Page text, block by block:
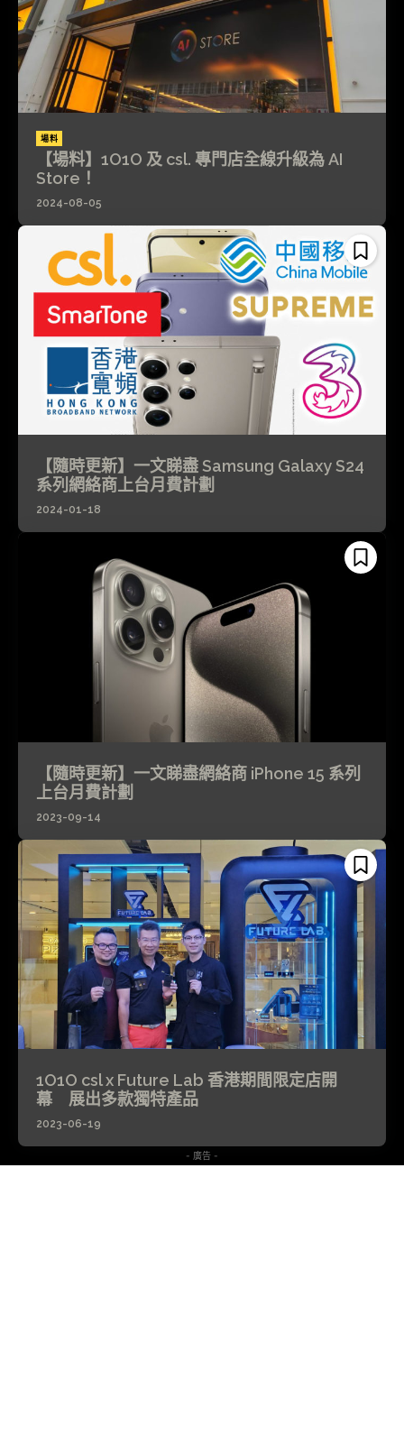
場料
【場料】1O1O 及 csl. 專門店全線升級為 AI
Store！
2024-08-05
【隨時更新】一文睇盡 Samsung Galaxy S24
系列網絡商上台月費計劃
2024-01-18
【隨時更新】一文睇盡網絡商 iPhone 15 系列
上台月費計劃
2023-09-14
1O1O csl x Future Lab 香港期間限定店開
幕 展出多款獨特產品
2023-06-19
- 廣告 -